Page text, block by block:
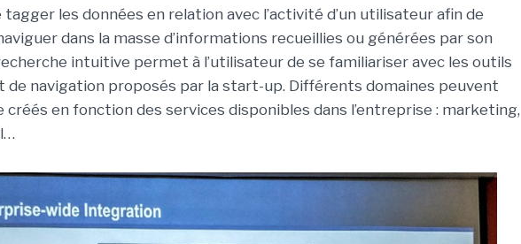
tagger les données en relation avec l’activité d’un utilisateur afin de
dans la masse d’informations recueillies ou générées par son
intuitive permet à l’utilisateur de se familiariser avec les outils
de navigation proposés par la start-up. Différents domaines peuvent
en fonction des services disponibles dans l’entreprise : marketing,